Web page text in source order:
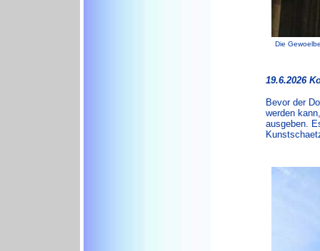
Die
19.6.2026
Bevor der
werden
ausgeben.